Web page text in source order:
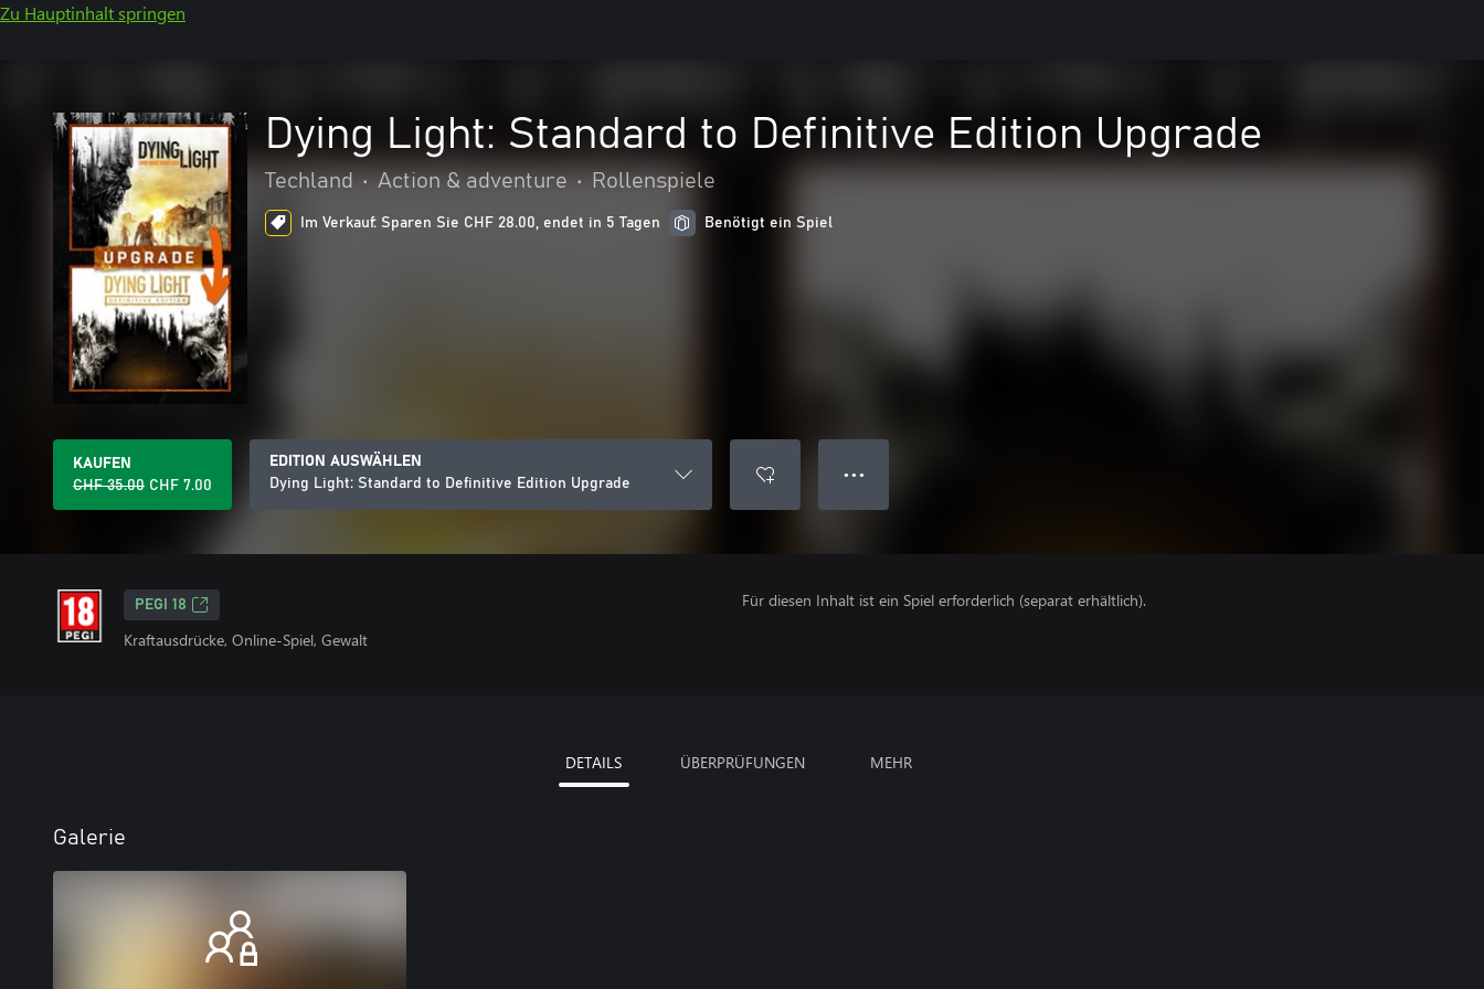
Zu Hauptinhalt springen
Dying Light: Standard to Definitive Edition Upgrade
Techland • Action & adventure • Rollenspiele
Im Verkauf: Sparen Sie CHF 28.00, endet in 5 Tagen Benötigt ein Spiel
KAUFEN
CHF 35.00 CHF 7.00
EDITION AUSWÄHLEN
Dying Light: Standard to Definitive Edition Upgrade
● ● ●
PEGI 18
Kraftausdrücke, Online-Spiel, Gewalt
Für diesen Inhalt ist ein Spiel erforderlich (separat erhältlich).
DETAILS ÜBERPRÜFUNGEN MEHR
Galerie